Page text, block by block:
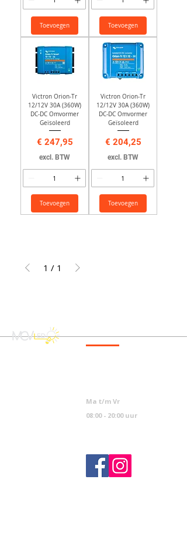
Toevoegen Toevoegen
Victron Orion-Tr
12/12V 30A (360W)
DC-DC Omvormer
Geïsoleerd
Prijs
€ 247,95
excl. BTW
Toevoegen
Victron Orion-Tr
12/12V 30A (360W)
DC-DC Omvormer
Geïsoleerd
Prijs
€ 204,25
excl. BTW
Toevoegen
1 / 1
Ma t/m Vr
08:00 - 20:00 uur